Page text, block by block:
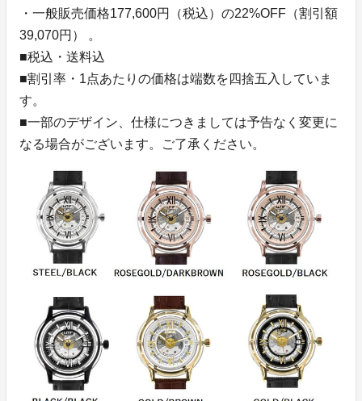
・一般販売価格177,600円（税込）の22%OFF（割引額
39,070円） 。
■税込・送料込
■割引率・1点あたりの価格は端数を四捨五入していま
す。
■一部のデザイン、仕様につきましては予告なく変更に
なる場合がございます。ご了承ください。